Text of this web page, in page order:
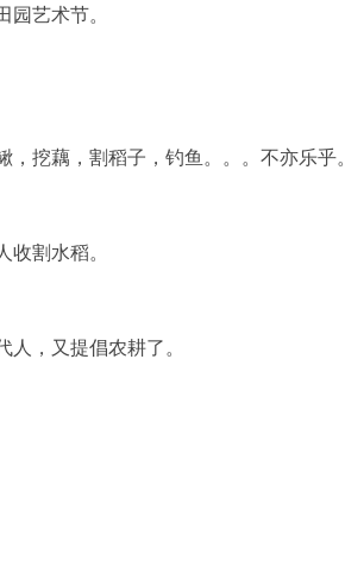
艺术节。
挖藕，割稻子，钓鱼。。。不亦乐乎。
割水稻。
，又提倡农耕了。